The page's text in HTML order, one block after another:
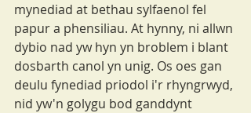
mynediad at bethau sylfaenol fel
papur a phensiliau. At hynny, ni allwn
dybio nad yw hyn yn broblem i blant
dosbarth canol yn unig. Os oes gan
deulu fynediad priodol i'r rhyngrwyd,
nid yw'n golygu bod ganddynt